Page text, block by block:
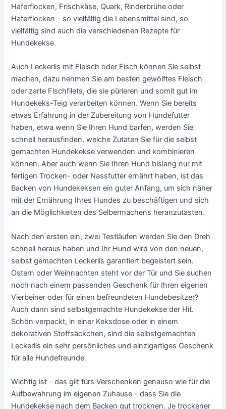
Haferflocken, Frischkäse, Quark, Rinderbrühe oder
Haferflocken - so vielfältig die Lebensmittel sind, so
vielfältig sind auch die verschiedenen Rezepte für
Hundekekse.
Auch Leckerlis mit Fleisch oder Fisch können Sie selbst
machen, dazu nehmen Sie am besten gewölftes Fleisch
oder zarte Fischfilets, die sie pürieren und somit gut im
Hundekeks-Teig verarbeiten können. Wenn Sie bereits
etwas Erfahrung in der Zubereitung von Hundefutter
haben, etwa wenn Sie Ihren Hund barfen, werden Sie
schnell herausfinden, welche Zutaten Sie für die selbst
gemachten Hundekekse verwenden und kombinieren
können. Aber auch wenn Sie Ihren Hund bislang nur mit
fertigen Trocken- oder Nassfutter ernährt haben, ist das
Backen von Hundekeksen ein guter Anfang, um sich näher
mit der Ernährung Ihres Hundes zu beschäftigen und sich
an die Möglichkeiten des Selbermachens heranzutasten.
Nach den ersten ein, zwei Testläufen werden Sie den Dreh
schnell heraus haben und Ihr Hund wird von den neuen,
selbst gemachten Leckerlis garantiert begeistert sein.
Ostern oder Weihnachten steht vor der Tür und Sie suchen
noch nach einem passenden Geschenk für Ihren eigenen
Vierbeiner oder für einen befreundeten Hundebesitzer?
Auch dann sind selbstgemachte Hundekekse der Hit.
Schön verpackt, in einer Keksdose oder in einem
dekorativen Stoffsäckchen, sind die selbstgemachten
Leckerlis ein sehr persönliches und einzigartiges Geschenk
für alle Hundefreunde.
Wichtig ist - das gilt fürs Verschenken genauso wie für die
Aufbewahrung im eigenen Zuhause - dass Sie die
Hundekekse nach dem Backen gut trocknen. Je trockener